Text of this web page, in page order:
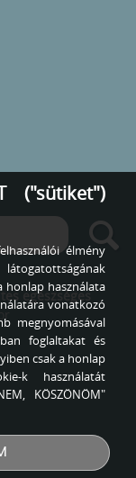
egészséges
("sütiket")
élmény
honlap használata
vonatkozó
megnyomásával
ban foglaltakat és
csak a honlap
k használatát
KÖSZÖNÖM"